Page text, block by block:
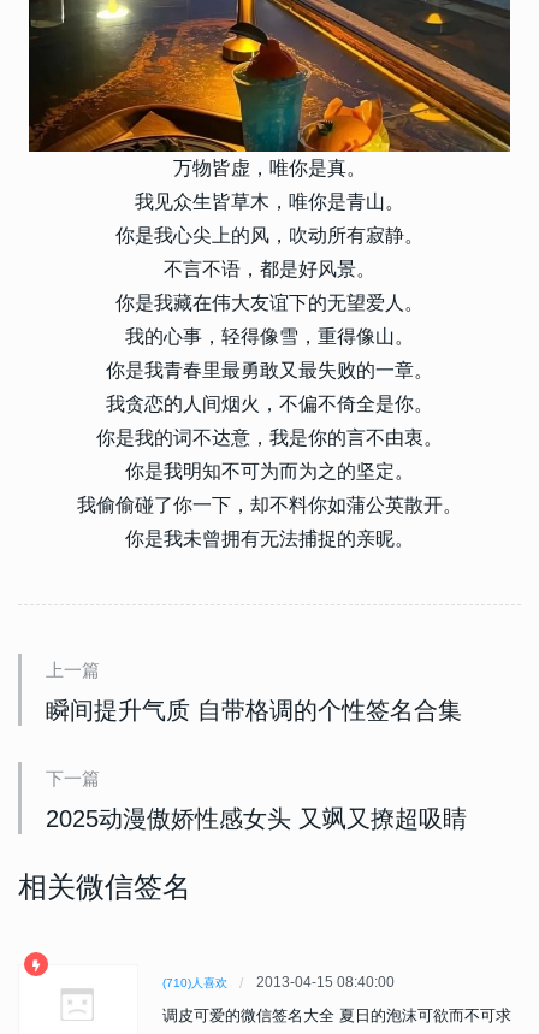
万物皆虚，唯你是真。
我见众生皆草木，唯你是青山。
你是我心尖上的风，吹动所有寂静。
不言不语，都是好风景。
你是我藏在伟大友谊下的无望爱人。
我的心事，轻得像雪，重得像山。
你是我青春里最勇敢又最失败的一章。
我贪恋的人间烟火，不偏不倚全是你。
你是我的词不达意，我是你的言不由衷。
你是我明知不可为而为之的坚定。
我偷偷碰了你一下，却不料你如蒲公英散开。
你是我未曾拥有无法捕捉的亲昵。
上一篇
瞬间提升气质 自带格调的个性签名合集
下一篇
2025动漫傲娇性感女头 又飒又撩超吸睛
相关微信签名
(710)人喜欢 2013-04-15 08:40:00
调皮可爱的微信签名大全 夏日的泡沫可欲而不可求